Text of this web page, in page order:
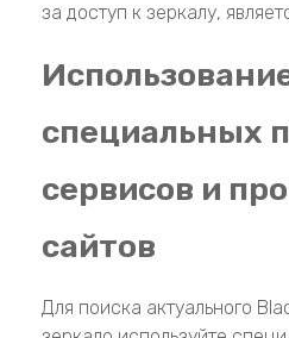
за доступ к зеркалу,
специальных
сервисов и
сайтов
Для поиска актуального